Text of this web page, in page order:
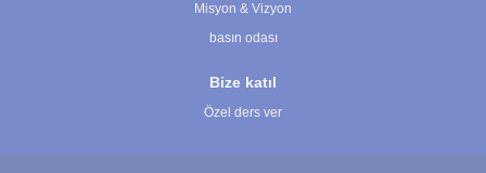
Misyon & Vizyon
basın odası
Bize katıl
Özel ders ver